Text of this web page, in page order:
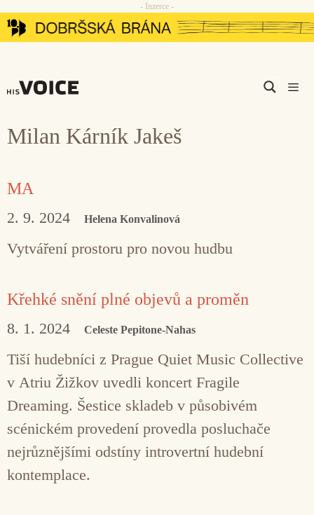
Přeskočit
na
- Inzerce -
Milan Kárník Jakeš
MA
2. 9. 2024 Helena Konvalinová
Vytváření prostoru pro novou hudbu
Křehké snění plné objevů a proměn
8. 1. 2024 Celeste Pepitone-Nahas
Tiší hudebníci z Prague Quiet Music Collective
v Atriu Žižkov uvedli koncert Fragile
Dreaming. Šestice skladeb v působivém
scénickém provedení provedla posluchače
nejrůznějšími odstíny introvertní hudební
kontemplace.